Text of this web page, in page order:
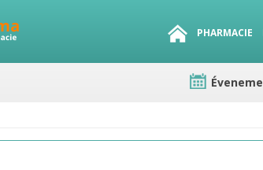
PHARMACIE
lactées